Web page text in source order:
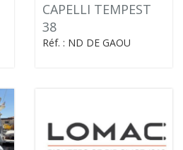
CAPELLI TEMPEST
38
Réf. : ND DE GAOU